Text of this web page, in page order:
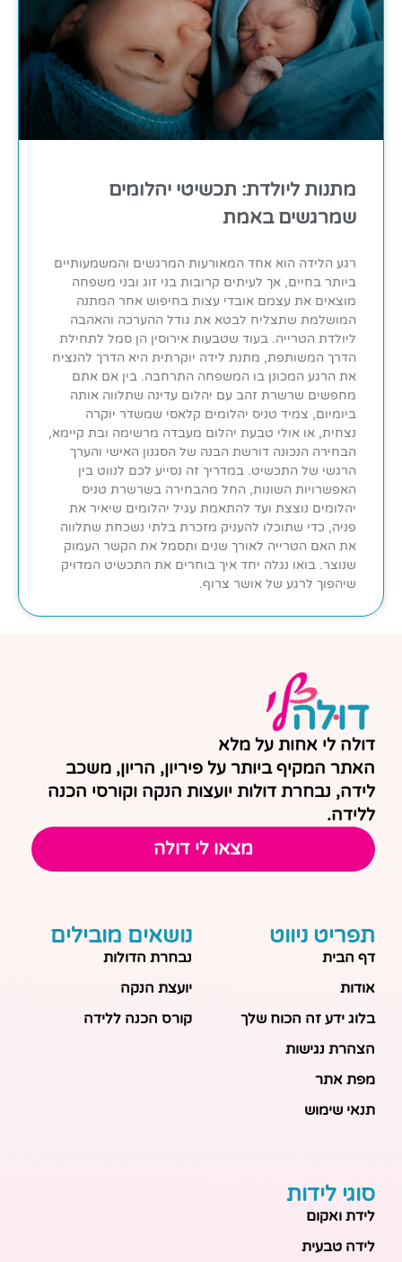
מתנות ליולדת: תכשיטי יהלומים
שמרגשים באמת
רגע הלידה הוא אחד המאורעות המרגשים והמשמעותיים
ביותר בחיים, אך לעיתים קרובות בני זוג ובני משפחה
מוצאים את עצמם אובדי עצות בחיפוש אחר המתנה
המושלמת שתצליח לבטא את גודל ההערכה והאהבה
ליולדת הטרייה. בעוד שטבעות אירוסין הן סמל לתחילת
הדרך המשותפת, מתנת לידה יוקרתית היא הדרך להנציח
את הרגע המכונן בו המשפחה התרחבה. בין אם אתם
מחפשים שרשרת זהב עם יהלום עדינה שתלווה אותה
ביומיום, צמיד טניס יהלומים קלאסי שמשדר יוקרה
נצחית, או אולי טבעת יהלום מעבדה מרשימה ובת קיימא,
הבחירה הנכונה דורשת הבנה של הסגנון האישי והערך
הרגשי של התכשיט. במדריך זה נסייע לכם לנווט בין
האפשרויות השונות, החל מהבחירה בשרשרת טניס
יהלומים נוצצת ועד להתאמת עגיל יהלומים שיאיר את
פניה, כדי שתוכלו להעניק מזכרת בלתי נשכחת שתלווה
את האם הטרייה לאורך שנים ותסמל את הקשר העמוק
שנוצר. בואו נגלה יחד איך בוחרים את התכשיט המדויק
שיהפוך לרגע של אושר צרוף.
דולה לי אחות על מלא
האתר המקיף ביותר על פיריון, הריון, משכב
לידה, נבחרת דולות יועצות הנקה וקורסי הכנה
ללידה.
מצאו לי דולה
תפריט ניווט
דף הבית
אודות
בלוג ידע זה הכוח שלך
הצהרת נגישות
מפת אתר
תנאי שימוש
נושאים מובילים
נבחרת הדולות
יועצת הנקה
קורס הכנה ללידה
סוגי לידות
לידת ואקום
לידה טבעית